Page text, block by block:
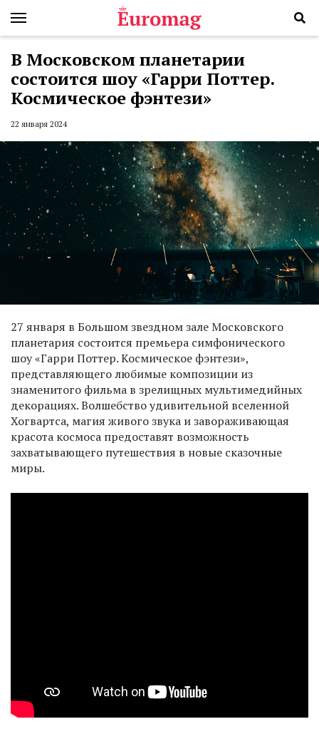
В Московском планетарии
состоится шоу «Гарри Поттер.
Космическое фэнтези»
22 января 2024
27 января в Большом звездном зале Московского
планетария состоится премьера симфонического
шоу «Гарри Поттер. Космическое фэнтези»,
представляющего любимые композиции из
знаменитого фильма в зрелищных мультимедийных
декорациях. Волшебство удивительной вселенной
Хогвартса, магия живого звука и завораживающая
красота космоса предоставят возможность
захватывающего путешествия в новые сказочные
миры.